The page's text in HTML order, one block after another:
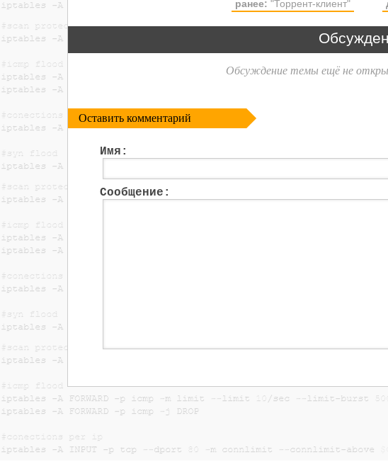
ранее: "Торрент-клиент"
Обсуждение темы ещё не
Оставить комментарий
Имя:
Сообщение: